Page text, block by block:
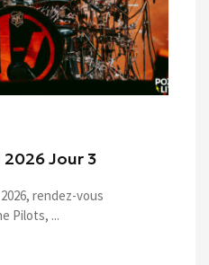
2026 Jour 3
rendez-vous
Pilots, ...